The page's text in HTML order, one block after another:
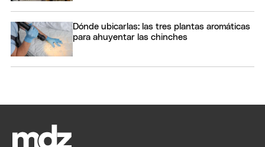
Dónde ubicarlas: las tres plantas aromáticas
para ahuyentar las chinches